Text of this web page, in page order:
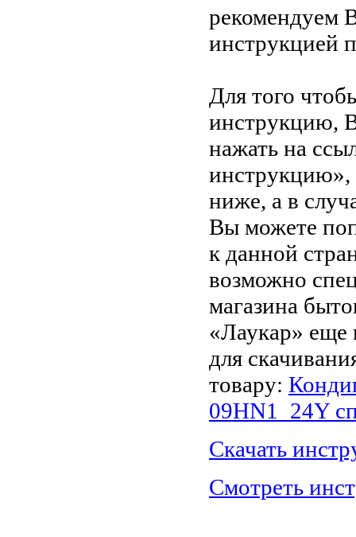
рекомендуем
инструкцией
Для того
инструкцию,
нажать на
ниже, а в
Вы можете
к данной
возможно
магазина
«Лаукар» еще
для
товару:
09HN1_24Y
Скачать
Смотреть